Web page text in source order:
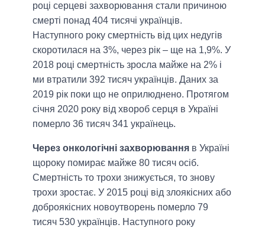
році серцеві захворювання стали причиною
смерті понад 404 тисячі українців.
Наступного року смертність від цих недугів
скоротилася на 3%, через рік – ще на 1,9%. У
2018 році смертність зросла майже на 2% і
ми втратили 392 тисяч українців. Даних за
2019 рік поки що не оприлюднено. Протягом
січня 2020 року від хвороб серця в Україні
померло 36 тисяч 341 українець.
Через онкологічні захворювання в Україні
щороку помирає майже 80 тисяч осіб.
Смертність то трохи знижується, то знову
трохи зростає. У 2015 році від злоякісних або
доброякісних новоутворень померло 79
тисяч 530 українців. Наступного року